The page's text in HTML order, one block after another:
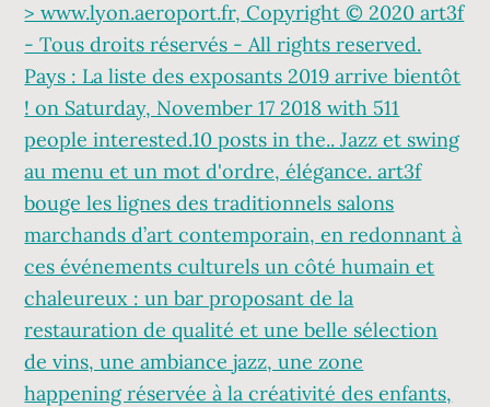
> www.lyon.aeroport.fr, Copyright © 2020 art3f
- Tous droits réservés - All rights reserved.
Pays : La liste des exposants 2019 arrive bientôt
! on Saturday, November 17 2018 with 511
people interested.10 posts in the.. Jazz et swing
au menu et un mot d'ordre, élégance. art3f
bouge les lignes des traditionnels salons
marchands d’art contemporain, en redonnant à
ces événements culturels un côté humain et
chaleureux : un bar proposant de la
restauration de qualité et une belle sélection
de vins, une ambiance jazz, une zone
happening réservée à la créativité des enfants,